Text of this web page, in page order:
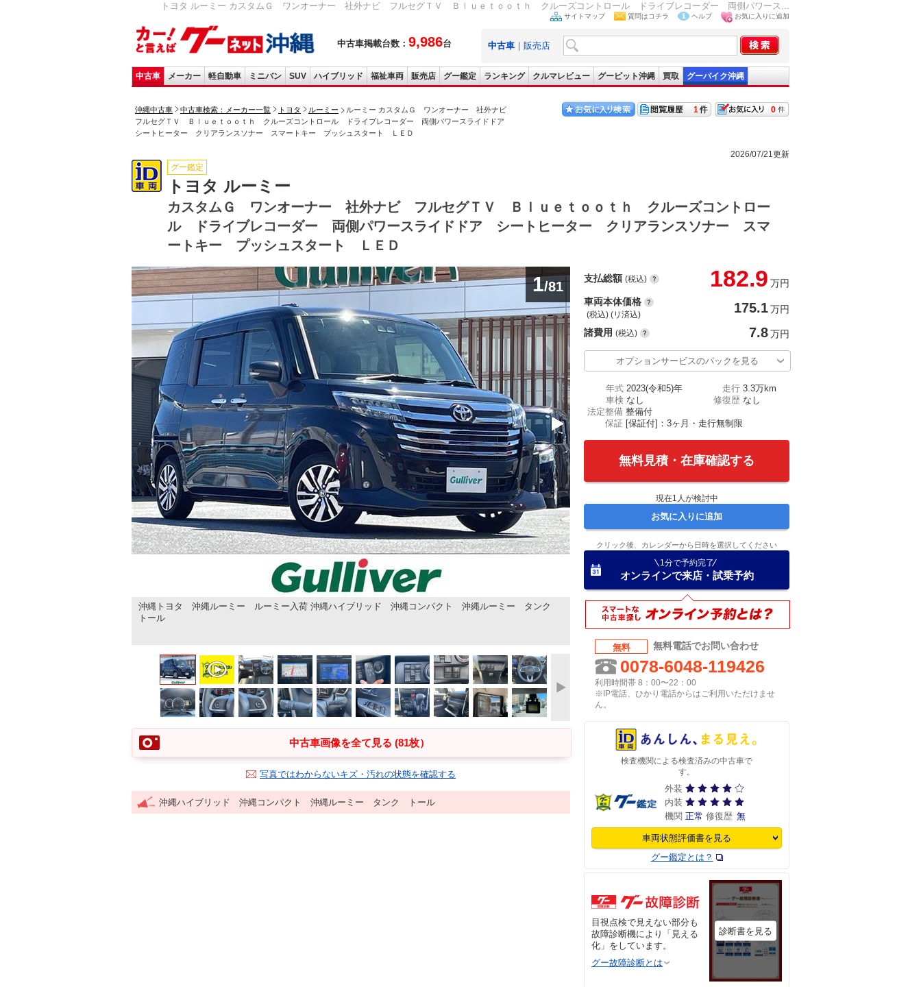
トヨタ ルーミー カスタムＧ ワンオーナー 社外ナビ フルセグＴＶ Ｂｌｕｅｔｏｏｔｈ クルーズコントロール ドライブレコーダー 両側パワース...
中古車掲載台数： 9,986台
サイトマップ 質問はコチラ ヘルプ お気に入りに追加
中古車 ｜ 販売店
中古車 メーカー 軽自動車 ミニバン SUV ハイブリッド 福祉車両 販売店 グー鑑定 ランキング クルマレビュー グーピット沖縄 買取 グーバイク沖縄
沖縄中古車 中古車検索：メーカー一覧 トヨタ ルーミー
ルーミー カスタムＧ ワンオーナー 社外ナビ
フルセグＴＶ Ｂｌｕｅｔｏｏｔｈ クルーズコントロール ドライブレコーダー 両側パワースライドドア
シートヒーター クリアランスソナー スマートキー プッシュスタート ＬＥＤ
0
1
2026/07/21更新
グー鑑定
トヨタ ルーミー
カスタムＧ ワンオーナー 社外ナビ フルセグＴＶ Ｂｌｕｅｔｏｏｔｈ クルーズコントロー
ル ドライブレコーダー 両側パワースライドドア シートヒーター クリアランスソナー スマ
ートキー プッシュスタート ＬＥＤ
沖縄トヨタ 沖縄ルーミー ルーミー入荷 沖縄ハイブリッド 沖縄コンパクト 沖縄ルーミー タンク
トール
1/81
中古車画像を全て見る (81枚）
写真ではわからないキズ・汚れの状態を確認する
沖縄ハイブリッド 沖縄コンパクト 沖縄ルーミー タンク トール
支払総額 (税込) 182.9 万円
車両本体価格
(税込) (リ済込) 175.1万円
諸費用 (税込) 7.8万円
オプションサービスのパックを見る
年式 2023(令和5)年 走行 3.3万km
車検 なし 修復歴 なし
法定整備 整備付
保証 [保証付]：3ヶ月・走行無制限
無料見積・在庫確認する
現在1 人が検討中
お気に入りに追加
クリック後、カレンダーから日時を選択してください
1分で予約完了
オンラインで来店・試乗予約
無料 無料電話でお問い合わせ
0078-6048-119426
利用時間帯 8：00〜22：00
※IP電話、ひかり電話からはご利用いただけませ
ん。
検査機関による検査済みの中古車で
す。
外装
内装
機関 正常 修復歴 無
車両状態評価書を見る
グー鑑定とは？
目視点検で見えない部分も
故障診断機により「見える
化」をしています。
グー故障診断とは
診断書を見る